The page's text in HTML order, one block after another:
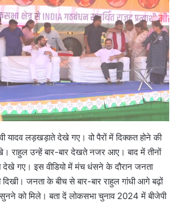
यादव लड़खड़ाते देखे गए। वो पैरों में दिक्कत होने की
राहुल उन्हें बार-बार देखते नजर आए। बाद में तीनों
गए। इस वीडियो में मंच धंसने के दौरान जनता
दिखी। जनता के बीच से बार-बार राहुल गांधी आगे बढ़ों
को मिले। बता दें लोकसभा चुनाव 2024 में बीजेपी